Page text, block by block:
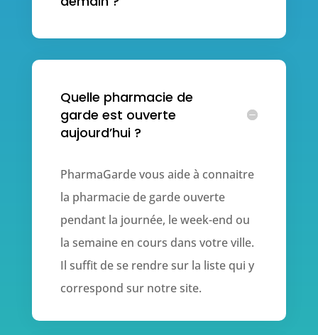
Quelle pharmacie de
garde est ouverte
aujourd’hui ?
PharmaGarde vous aide à connaitre
la pharmacie de garde ouverte
pendant la journée, le week-end ou
la semaine en cours dans votre ville.
Il suffit de se rendre sur la liste qui y
correspond sur notre site.